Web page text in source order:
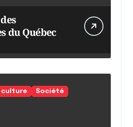
du Québec
culture Société